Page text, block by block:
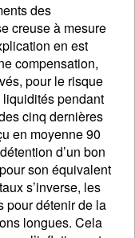
des
creuse à mesure
en est
compensation,
pour le risque
pendant
cinq dernières
en moyenne 90
d’un bon
son équivalent
s’inverse, les
pour détenir de la
longues. Cela